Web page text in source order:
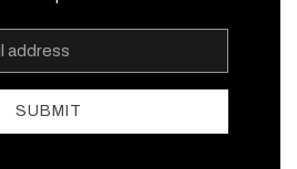
SUBMIT